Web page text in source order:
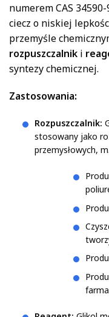
numerem CAS
ciecz o niskiej
przemyśle
rozpuszczalnik i
syntezy chemicznej.
Zastosowania:
Rozpuszczalnik:
stosowany jako
przemysłowych,